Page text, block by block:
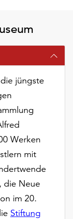
jüngste
Werken
mit
die Neue
im 20.
Stiftung